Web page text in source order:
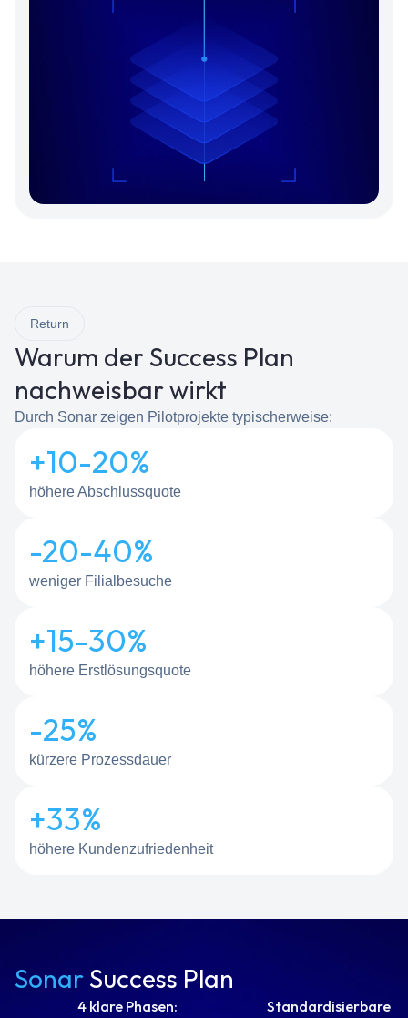
Return
Warum der Success Plan
nachweisbar wirkt
Durch Sonar zeigen Pilotprojekte typischerweise:
höhere Abschlussquote
+10-20%
weniger Filialbesuche
-20-40%
höhere Erstlösungsquote
+15-30%
kürzere Prozessdauer
-25%
höhere Kundenzufriedenheit
+33%
Sonar Success Plan
4 klare Phasen:
Standardisierbare